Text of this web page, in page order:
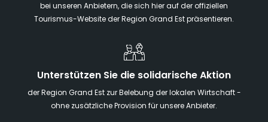
bei unseren Anbietern, die sich hier auf der offiziellen
Tourismus-Website der Region Grand Est präsentieren.
Unterstützen Sie die solidarische Aktion
der Region Grand Est zur Belebung der lokalen Wirtschaft -
ohne zusätzliche Provision für unsere Anbieter.